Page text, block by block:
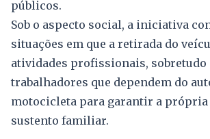
públicos.
Sob o aspecto social, a iniciativa
situações em que a retirada do
atividades profissionais, sobretudo
trabalhadores que dependem do
motocicleta para garantir a própria
sustento familiar.